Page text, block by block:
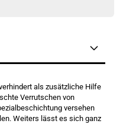
als zusätzliche Hilfe
Verrutschen von
versehen
Weiters lässt es sich ganz